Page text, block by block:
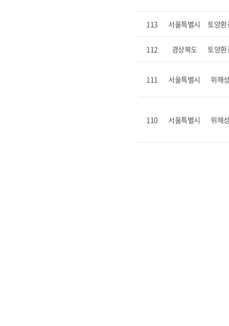
113 서울특별시 토양환
112 경상북도 토양환
111 서울특별시 위해
110 서울특별시 위해